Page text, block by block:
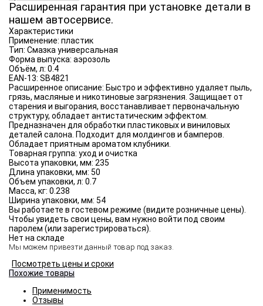
Расширенная гарантия при установке детали в
нашем автосервисе.
Характеристики
Применение: пластик
Тип: Смазка универсальная
Форма выпуска: аэрозоль
Объём, л: 0.4
EAN-13: SB4821
Расширенное описание: Быстро и эффективно удаляет пыль,
грязь, масляные и никотиновые загрязнения. Защищает от
старения и выгорания, восстанавливает первоначальную
структуру, обладает антистатическим эффектом.
Предназначен для обработки пластиковых и виниловых
деталей салона. Подходит для молдингов и бамперов.
Обладает приятным ароматом клубники.
Товарная группа: уход и очистка
Высота упаковки, мм: 235
Длина упаковки, мм: 50
Объем упаковки, л: 0.7
Масса, кг: 0.238
Ширина упаковки, мм: 54
Вы работаете в гостевом режиме (видите розничные цены).
Чтобы увидеть свои цены, вам нужно войти под своим
паролем (или зарегистрироваться).
Нет на складе
Мы можем привезти данный товар под заказ.
Посмотреть цены и сроки
Похожие товары
Применимость
Отзывы